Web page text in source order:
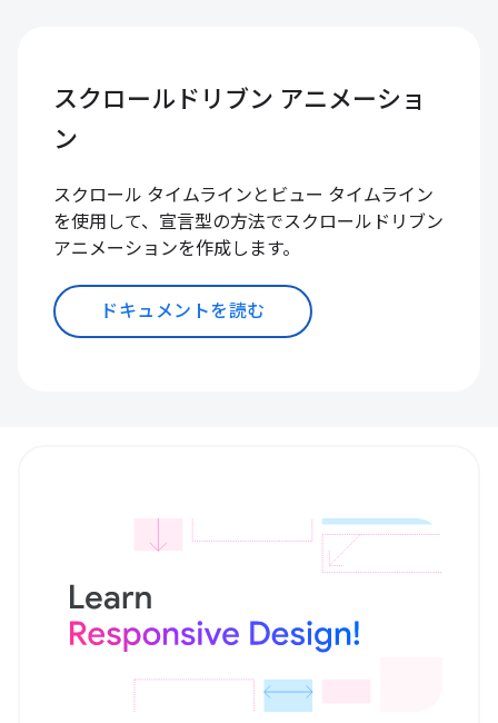
スクロールドリブン アニメーショ
ン
スクロール タイムラインとビュー タイムライン
を使用して、宣言型の方法でスクロールドリブン
アニメーションを作成します。
ドキュメントを読む